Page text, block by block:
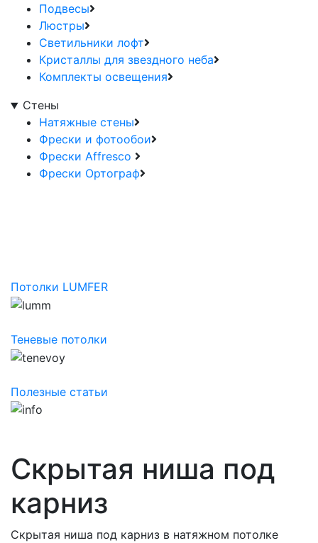
Подвесы
Люстры
Светильники лофт
Кристаллы для звездного неба
Комплекты освещения
Стены
Натяжные стены
Фрески и фотообои
Фрески Affresco
Фрески Ортограф
Потолки LUMFER
Теневые потолки
Полезные статьи
Скрытая ниша под
карниз
Скрытая ниша под карниз в натяжном потолке